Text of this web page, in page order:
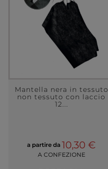
Mantella nera in tessuto
non tessuto con laccio
12...
a partire da 10,30 €
A CONFEZIONE